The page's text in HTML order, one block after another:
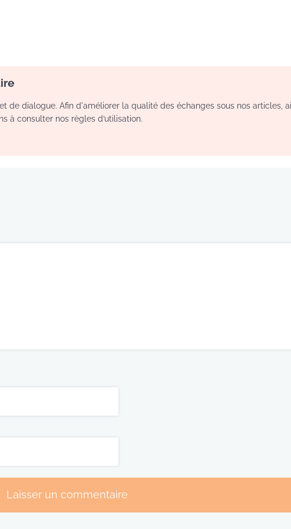
de dialogue. Afin d'améliorer la qualité des échanges sous nos articles,
à consulter nos règles d’utilisation.
Laisser un commentaire